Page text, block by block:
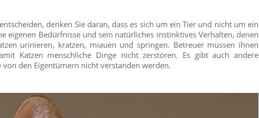
denken Sie daran, dass es sich um ein Tier und nicht um ein
eigenen Bedürfnisse und sein natürliches instinktives Verhalten, denen
urinieren, kratzen, miauen und springen. Betreuer müssen ihnen
Katzen menschliche Dinge nicht zerstören. Es gibt auch andere
den Eigentümern nicht verstanden werden.